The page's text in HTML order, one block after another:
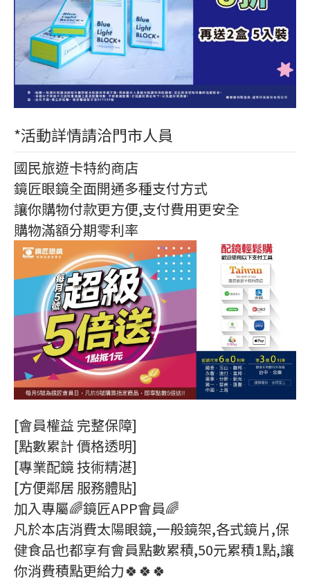
*活動詳情請洽門市人員
國民旅遊卡特約商店
鏡匠眼鏡全面開通多種支付方式
讓你購物付款更方便,支付費用更安全
購物滿額分期零利率
[會員權益 完整保障]
[點數累計 價格透明]
[專業配鏡 技術精湛]
[方便鄰居 服務體貼]
加入專屬🌈鏡匠APP會員🌈
凡於本店消費太陽眼鏡,一般鏡架,各式鏡片,保
健食品也都享有會員點數累積,50元累積1點,讓
你消費積點更給力🍀🍀🍀